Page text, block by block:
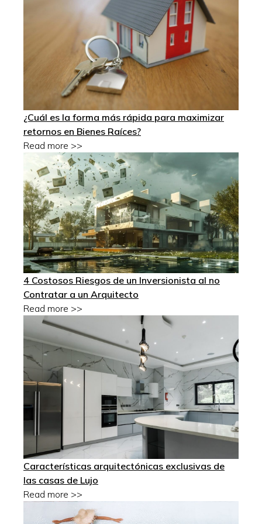
¿Cuál es la forma más rápida para maximizar
retornos en Bienes Raíces?
Read more >>
4 Costosos Riesgos de un Inversionista al no
Contratar a un Arquitecto
Read more >>
Características arquitectónicas exclusivas de
las casas de Lujo
Read more >>